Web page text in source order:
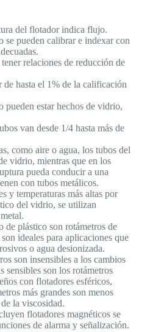
del flotador indica flujo.
se pueden calibrar e indexar con
relaciones de reducción de
de hasta el 1% de la calificación
pueden estar hechos de vidrio,
van desde 1/4 hasta más de
como aire o agua, los tubos del
vidrio, mientras que en los
pueda conducir a una
con tubos metálicos.
y temperaturas más altas por
del vidrio, se utilizan
de plástico son rotámetros de
ideales para aplicaciones que
o agua desionizada.
son insensibles a los cambios
sensibles son los rotámetros
con flotadores esféricos,
más grandes son menos
la viscosidad.
flotadores magnéticos se
de alarma y señalización.